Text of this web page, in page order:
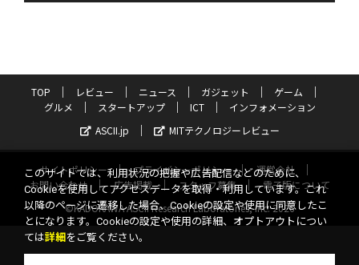
TOP レビュー ニュース ガジェット
ゲーム
グルメ
スタートアップ ICT
インフォメーション
ASCII.jp
MITテクノロジーレビュー
サイトポリシー プライバシーポリシー
運営会社
お問い合わせ
広告掲載 スタッフ募集
電子版について
©KADOKAWA ASCII Research Laboratories, Inc. 2026
このサイトでは、利用状況の把握や広告配信などのために、
Cookieを使用してアクセスデータを取得・利用しています。これ
以降のページに遷移した場合、Cookieの設定や使用に同意したこ
とになります。Cookieの設定や使用の詳細、オプトアウトについ
ては詳細 をご覧ください。